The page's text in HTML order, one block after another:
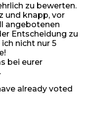
zu bewerten.
und knapp, vor
angebotenen
Entscheidung zu
nicht nur 5
bei eurer
already voted